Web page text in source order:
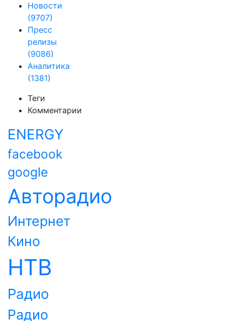
Новости
(9707)
Пресс
релизы
(9086)
Аналитика
(1381)
Теги
Комментарии
ENERGY
facebook
google
Авторадио
Интернет
Кино
НТВ
Радио
Радио